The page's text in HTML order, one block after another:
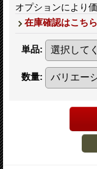
オプションにより
在庫確認はこちら
単品:
数量: